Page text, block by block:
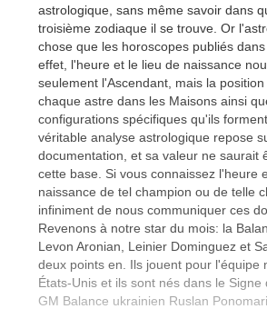
astrologique, sans même savoir dans
troisième zodiaque il se trouve. Or
chose que les horoscopes publiés
effet, l'heure et le lieu de naissance
seulement l'Ascendant, mais la
chaque astre dans les Maisons ainsi
configurations spécifiques qu'ils
véritable analyse astrologique repose
documentation, et sa valeur ne saurait
cette base. Si vous connaissez l'heure
naissance de tel champion ou de telle
infiniment de nous communiquer ces
Revenons à notre star du mois: la
Levon Aronian, Leinier Dominguez et
deux points en. Ils jouent pour l'équipe
États-Unis et ils sont nés dans le Signe
GM Balance ukrainien Ruslan